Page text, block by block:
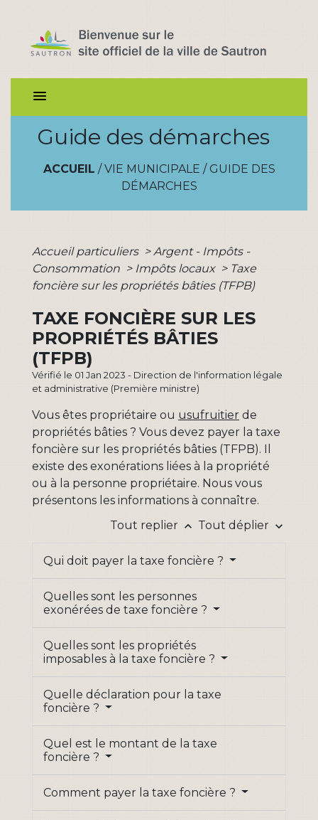
menu
Guide des démarches
ACCUEIL / VIE MUNICIPALE / GUIDE DES
DÉMARCHES
Accueil particuliers > Argent - Impôts -
Consommation > Impôts locaux > Taxe
foncière sur les propriétés bâties (TFPB)
TAXE FONCIÈRE SUR LES
PROPRIÉTÉS BÂTIES
(TFPB)
Vérifié le 01 Jan 2023 - Direction de l'information légale
et administrative (Première ministre)
Vous êtes propriétaire ou usufruitier de
propriétés bâties ? Vous devez payer la taxe
foncière sur les propriétés bâties (TFPB). Il
existe des exonérations liées à la propriété
ou à la personne propriétaire. Nous vous
présentons les informations à connaître.
Tout replier keyboard_arrow_up Tout déplier keyboard_arrow_down
Qui doit payer la taxe foncière ?
Quelles sont les personnes
exonérées de taxe foncière ?
Quelles sont les propriétés
imposables à la taxe foncière ?
Quelle déclaration pour la taxe
foncière ?
Quel est le montant de la taxe
foncière ?
Comment payer la taxe foncière ?